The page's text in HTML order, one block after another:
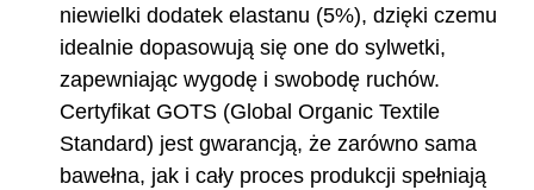
niewielki dodatek elastanu (5%), dzięki czemu
idealnie dopasowują się one do sylwetki,
zapewniając wygodę i swobodę ruchów.
Certyfikat GOTS (Global Organic Textile
Standard) jest gwarancją, że zarówno sama
bawełna, jak i cały proces produkcji spełniają